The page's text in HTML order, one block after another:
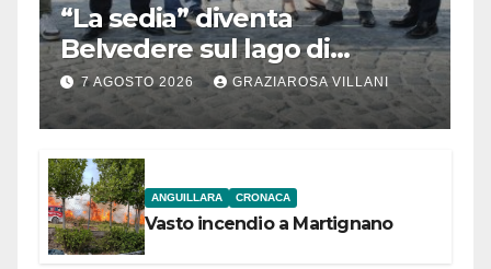
“La sedia” diventa
Belvedere sul lago di
Bracciano: ieri
l’inaugurazione
7 AGOSTO 2026 GRAZIAROSA VILLANI
ANGUILLARA CRONACA
Vasto incendio a Martignano